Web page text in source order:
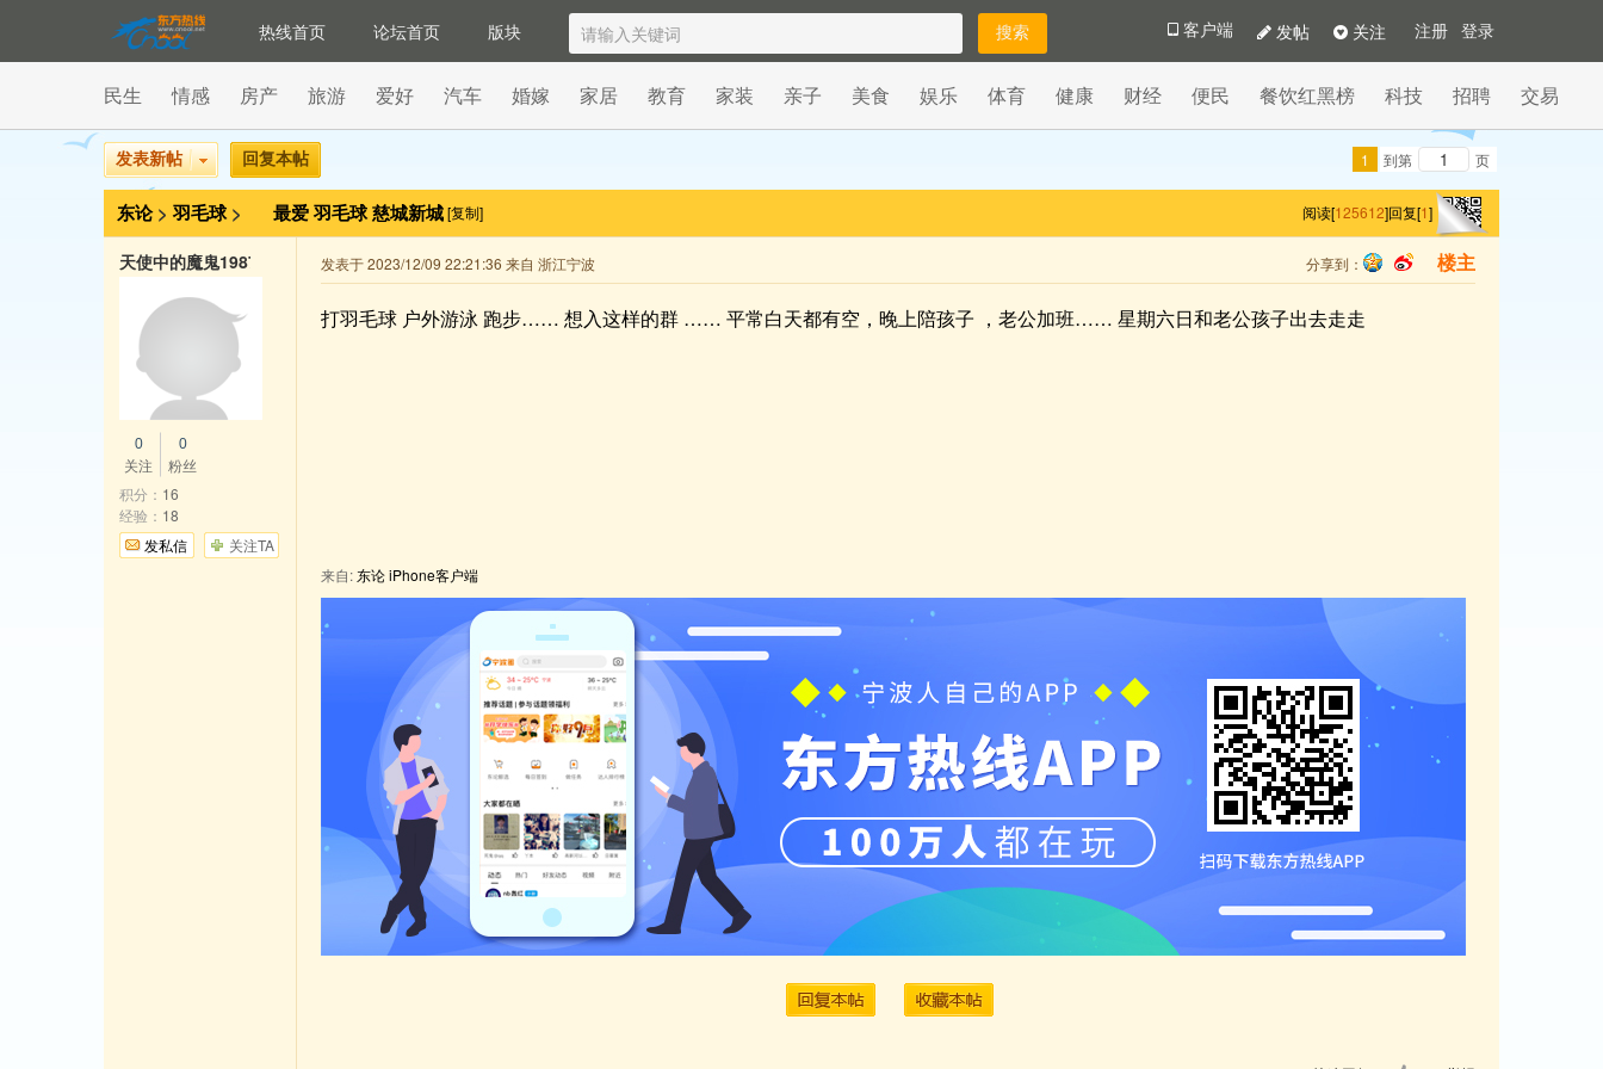
热线首页 论坛首页 版块 注册 登录
关注
发帖
客户端
民生 情感 房产 旅游 爱好 汽车 婚嫁 家居 教育 家装 亲子 美食 娱乐 体育 健康 财经 便民 餐饮红黑榜 科技 招聘 交易
发表新帖 回复本帖 1 到第 页
东论 > 羽毛球 > 最爱 羽毛球 慈城新城[复制] 阅读[125612]回复[1]
发表于 2023/12/09 22:21:36 来自 浙江宁波 楼主
分享到：
qq
sina
打羽毛球 户外游泳 跑步…… 想入这样的群 …… 平常白天都有空，晚上陪孩子 ，老公加班…… 星期六日和老公孩子出去走走
来自:东论 iPhone客户端
天使中的魔鬼1987
0
关注
0
粉丝
积分： 16
经验： 18
发私信
关注TA